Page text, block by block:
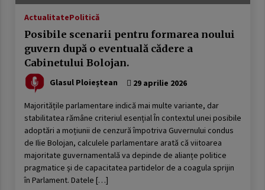
ActualitatePolitică
Posibile scenarii pentru formarea noului
guvern după o eventuală cădere a
Cabinetului Bolojan.
Glasul Ploieștean 29 aprilie 2026
Majoritățile parlamentare indică mai multe variante, dar
stabilitatea rămâne criteriul esențial În contextul unei posibile
adoptări a moțiunii de cenzură împotriva Guvernului condus
de Ilie Bolojan, calculele parlamentare arată că viitoarea
majoritate guvernamentală va depinde de alianțe politice
pragmatice și de capacitatea partidelor de a coagula sprijin
în Parlament. Datele […]